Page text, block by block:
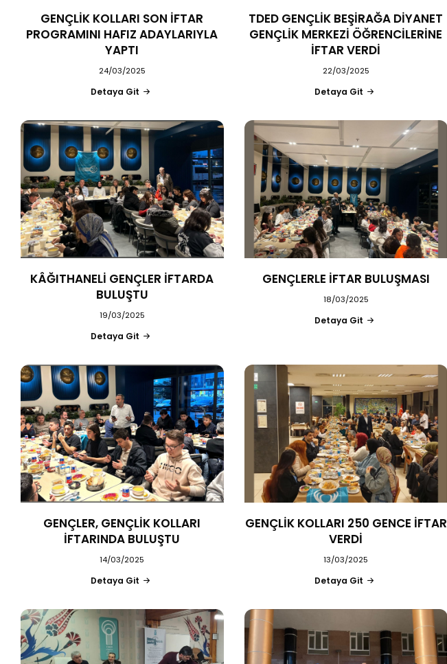
GENÇLİK KOLLARI SON İFTAR
PROGRAMINI HAFIZ ADAYLARIYLA
YAPTI
24/03/2025
Detaya Git
TDED GENÇLİK BEŞİRAĞA DİYANET
GENÇLİK MERKEZİ ÖĞRENCİLERİNE
İFTAR VERDİ
22/03/2025
Detaya Git
KÂĞITHANELİ GENÇLER İFTARDA
BULUŞTU
19/03/2025
Detaya Git
GENÇLERLE İFTAR BULUŞMASI
18/03/2025
Detaya Git
GENÇLER, GENÇLİK KOLLARI
İFTARINDA BULUŞTU
14/03/2025
Detaya Git
GENÇLİK KOLLARI 250 GENCE İFTAR
VERDİ
13/03/2025
Detaya Git